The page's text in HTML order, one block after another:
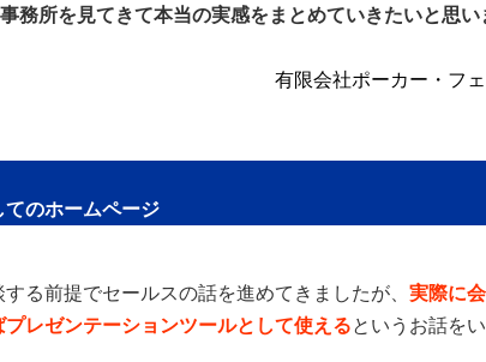
務所を見てきて本当の実感をまとめていきたいと思い
有限会社ポーカー・フ
のホームページ
る前提でセールスの話を進めてきましたが、 実際に
レゼンテーションツールとして使えるというお話を